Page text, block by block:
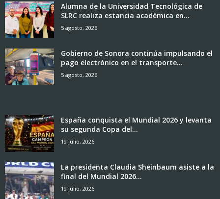
Alumna de la Universidad Tecnológica de
SLRC realiza estancia académica en...
5 agosto, 2026
Gobierno de Sonora continúa impulsando el
pago electrónico en el transporte...
5 agosto, 2026
España conquista el Mundial 2026 y levanta
su segunda Copa del...
19 julio, 2026
La presidenta Claudia Sheinbaum asiste a la
final del Mundial 2026...
19 julio, 2026